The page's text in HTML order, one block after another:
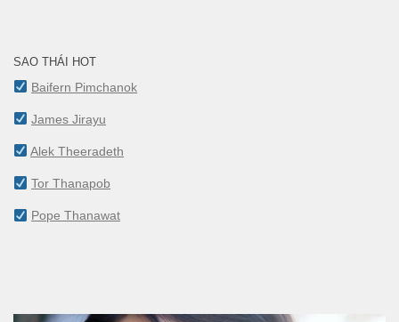
SAO THÁI HOT
Baifern Pimchanok
James Jirayu
Alek Theeradeth
Tor Thanapob
Pope Thanawat